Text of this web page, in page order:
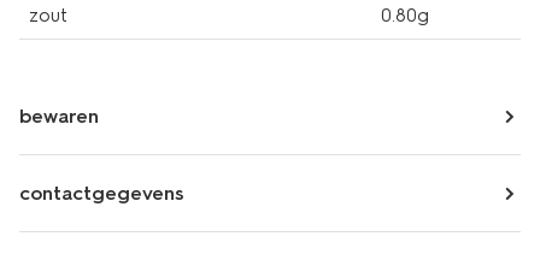
zout 0.80g
bewaren
contactgegevens